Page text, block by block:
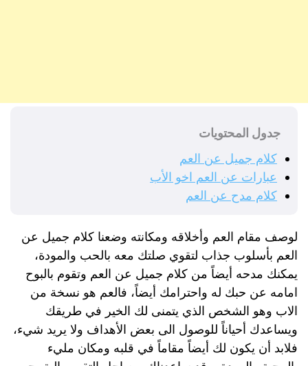
جدول المحتويات
كلام جميل عن العم
عبارات عن العم اخو الأب
كلام مدح عن العم
لوصف مقام العم وأخلاقه ومكانته وضعنا كلام جميل عن
العم بأسلوب جذاب لتقوي صلتك معه بالحب والمودة،
يمكنك مدحه أيضاً من كلام جميل عن العم وتقوم بالبوح
امامه عن حبك له واحترامك أيضاً، فالعم هو نسخة من
الاب وهو الشخص الذي يتمنى لك الخير في طريقك
ويساعدك أحياناً للوصول الى بعض الأهداف ولا يريد شيء،
فلابد أن يكون لك أيضاً مقاماً في قلبه ومكان مليء